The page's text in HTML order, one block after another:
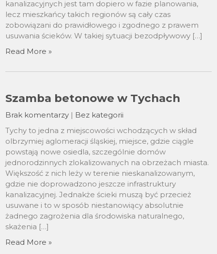
kanalizacyjnych jest tam dopiero w fazie planowania,
lecz mieszkańcy takich regionów są cały czas
zobowiązani do prawidłowego i zgodnego z prawem
usuwania ścieków. W takiej sytuacji bezodpływowy […]
Read More »
Szamba betonowe w Tychach
Brak komentarzy | Bez kategorii
Tychy to jedna z miejscowości wchodzących w skład
olbrzymiej aglomeracji śląskiej, miejsce, gdzie ciągle
powstają nowe osiedla, szczególnie domów
jednorodzinnych zlokalizowanych na obrzeżach miasta.
Większość z nich leży w terenie nieskanalizowanym,
gdzie nie doprowadzono jeszcze infrastruktury
kanalizacyjnej. Jednakże ścieki muszą być przecież
usuwane i to w sposób niestanowiący absolutnie
żadnego zagrożenia dla środowiska naturalnego,
skażenia […]
Read More »